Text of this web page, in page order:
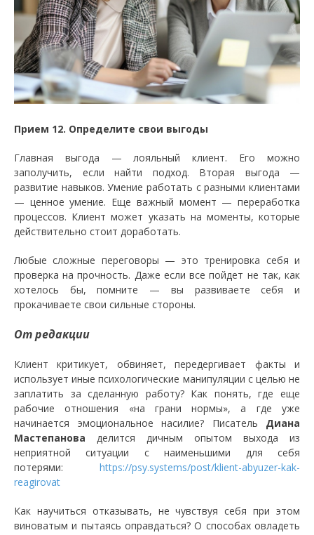
Прием 12. Определите свои выгоды
Главная выгода — лояльный клиент. Его можно
заполучить, если найти подход. Вторая выгода —
развитие навыков. Умение работать с разными клиентами
— ценное умение. Еще важный момент — переработка
процессов. Клиент может указать на моменты, которые
действительно стоит доработать.
Любые сложные переговоры — это тренировка себя и
проверка на прочность. Даже если все пойдет не так, как
хотелось бы, помните — вы развиваете себя и
прокачиваете свои сильные стороны.
От редакции
Клиент критикует, обвиняет, передергивает факты и
использует иные психологические манипуляции с целью не
заплатить за сделанную работу? Как понять, где еще
рабочие отношения «на грани нормы», а где уже
начинается эмоциональное насилие? Писатель Диана
Мастепанова делится дичным опытом выхода из
неприятной ситуации с наименьшими для себя
потерями: https://psy.systems/post/klient-abyuzer-kak-
reagirovat
Как научиться отказывать, не чувствуя себя при этом
виноватым и пытаясь оправдаться? О способах овладеть